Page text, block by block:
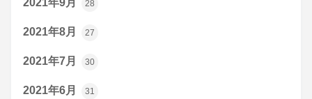
2021年9月 28
2021年8月 27
2021年7月 30
2021年6月 31